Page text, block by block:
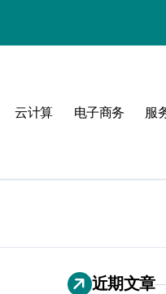
云计算 电子商务 服
近期文章